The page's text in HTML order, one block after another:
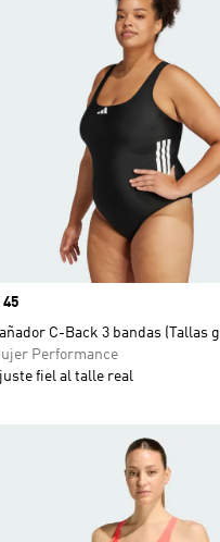
C-Back 3 bandas (Tallas
Performance
fiel al talle real
a la lista de deseos